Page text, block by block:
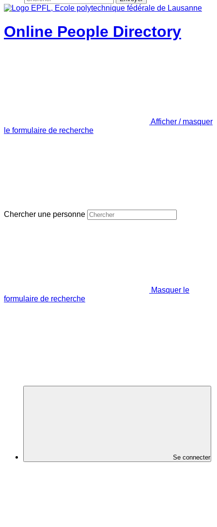
Online People Directory
Afficher / masquer
le formulaire de recherche
Chercher une personne
Masquer le
formulaire de recherche
Se connecter